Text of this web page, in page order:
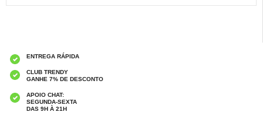
ENTREGA RÁPIDA
CLUB TRENDY
GANHE 7% DE DESCONTO
APOIO CHAT:
SEGUNDA-SEXTA
DAS 9H À 21H